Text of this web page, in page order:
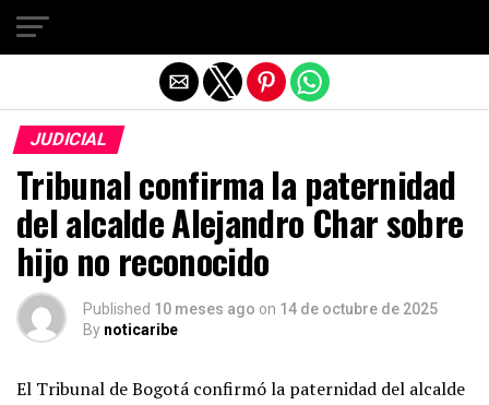
JUDICIAL
Tribunal confirma la paternidad
del alcalde Alejandro Char sobre
hijo no reconocido
Published 10 meses ago on 14 de octubre de 2025
By noticaribe
El Tribunal de Bogotá confirmó la paternidad del alcalde